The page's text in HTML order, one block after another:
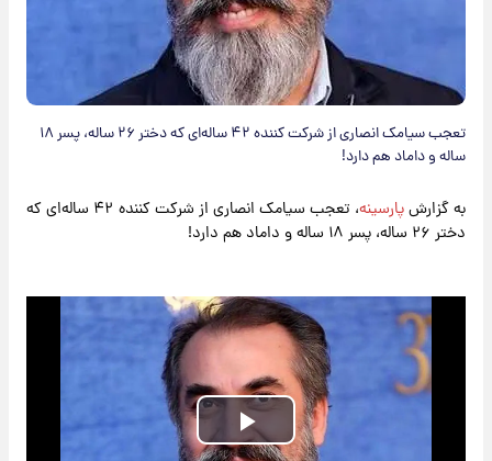
​تعجب سیامک انصاری از شرکت کننده ۴۲ ساله‌ای که دختر ۲۶ ساله، پسر ۱۸
ساله و داماد هم دارد!
به گزارشپارسینه
، تعجب سیامک انصاری از شرکت کننده ۴۲ ساله‌ای که
دختر ۲۶ ساله، پسر ۱۸ ساله و داماد هم دارد!
Play